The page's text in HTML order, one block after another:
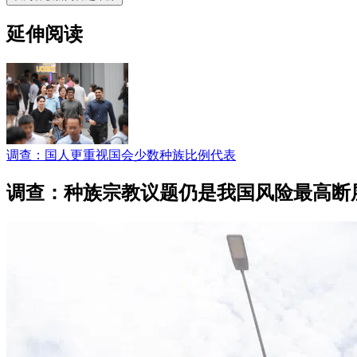
延伸阅读
调查：国人更重视国会少数种族比例代表
调查：种族宗教议题仍是我国风险最高断